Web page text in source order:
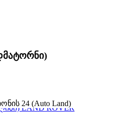
24 (Auto Land)